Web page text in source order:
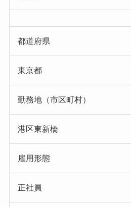
都道府県
東京都
勤務地（市区町村）
港区東新橋
雇用形態
正社員